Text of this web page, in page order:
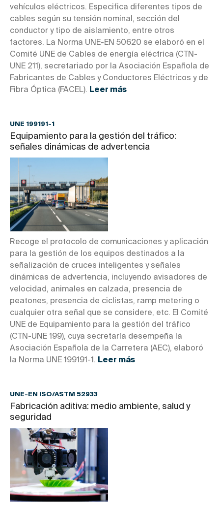
vehículos eléctricos. Especifica diferentes tipos de
cables según su tensión nominal, sección del
conductor y tipo de aislamiento, entre otros
factores. La Norma UNE-EN 50620 se elaboró en el
Comité UNE de Cables de energía eléctrica (CTN-
UNE 211), secretariado por la Asociación Española de
Fabricantes de Cables y Conductores Eléctricos y de
Fibra Óptica (FACEL). Leer más
UNE 199191-1
Equipamiento para la gestión del tráfico:
señales dinámicas de advertencia
Recoge el protocolo de comunicaciones y aplicación
para la gestión de los equipos destinados a la
señalización de cruces inteligentes y señales
dinámicas de advertencia, incluyendo avisadores de
velocidad, animales en calzada, presencia de
peatones, presencia de ciclistas, ramp metering o
cualquier otra señal que se considere, etc. El Comité
UNE de Equipamiento para la gestión del tráfico
(CTN-UNE 199), cuya secretaría desempeña la
Asociación Española de la Carretera (AEC), elaboró
la Norma UNE 199191-1. Leer más
UNE-EN ISO/ASTM 52933
Fabricación aditiva: medio ambiente, salud y
seguridad